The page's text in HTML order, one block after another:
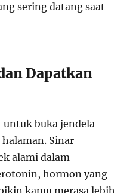
sering datang saat
Dapatkan
untuk buka jendela
Sinar
alami dalam
hormon yang